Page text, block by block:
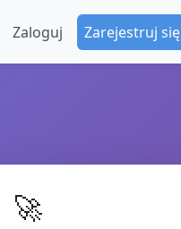
Zaloguj Zarejestruj się
🚀